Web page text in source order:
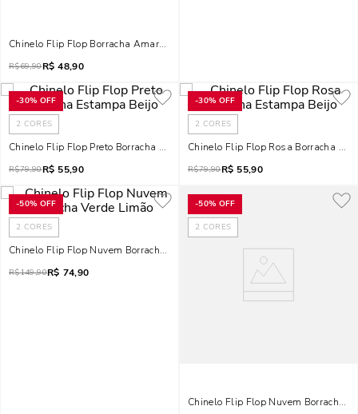
Chinelo Flip Flop Borracha Amarelo Lime Fluor
R$69,90R$ 48,90
-30% OFF
2 CORES
Chinelo Flip Flop Preto Borracha Estampa Beijo
R$79,90R$ 55,90
-30% OFF
2 CORES
Chinelo Flip Flop Rosa Borracha
R$79,90R$ 55,90
-50% OFF
2 CORES
Chinelo Flip Flop Nuvem Borracha Verde Limão
R$149,90R$ 74,90
-50% OFF
2 CORES
Chinelo Flip Flop Nuvem Borracha